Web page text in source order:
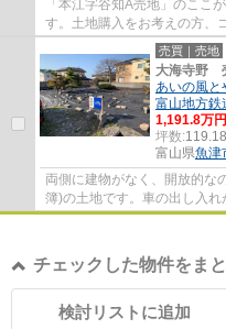
「本江字谷知A売地」のここ
す。土地購入をお考えの方、
経済面での圧迫が相場より低
売買｜売地
大海寺野
あいの風と
富山地方鉄
1,191.8万円
坪数:
富山県魚津
両側に建物がなく、開放的な
簿)の土地です。車の出し入
ます。土地の購入をご検討さ
チェックした物件をま
検討リストに追加